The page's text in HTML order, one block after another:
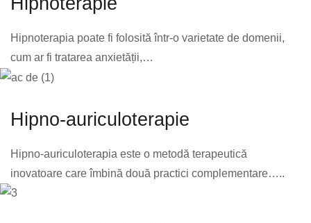
Hipnoterapia poate fi folosită într-o varietate de domenii,
cum ar fi tratarea anxietății,…
Hipno-auriculoterapie
Hipno-auriculoterapia este o metodă terapeutică
inovatoare care îmbină două practici complementare…..